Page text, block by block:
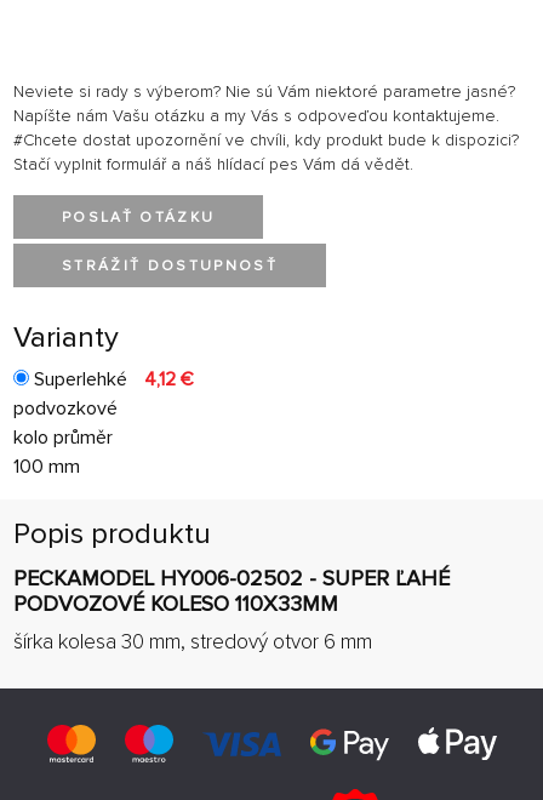
Neviete si rady s výberom? Nie sú Vám niektoré parametre jasné?
Napíšte nám Vašu otázku a my Vás s odpoveďou kontaktujeme.
#Chcete dostat upozornění ve chvíli, kdy produkt bude k dispozici?
Stačí vyplnit formulář a náš hlídací pes Vám dá vědět.
POSLAŤ OTÁZKU
STRÁŽIŤ DOSTUPNOSŤ
Varianty
Superlehké
podvozkové
kolo průměr
100 mm
4,12 €
Popis produktu
PECKAMODEL HY006-02502 - SUPER ĽAHÉ
PODVOZOVÉ KOLESO 110X33MM
šírka kolesa 30 mm, stredový otvor 6 mm